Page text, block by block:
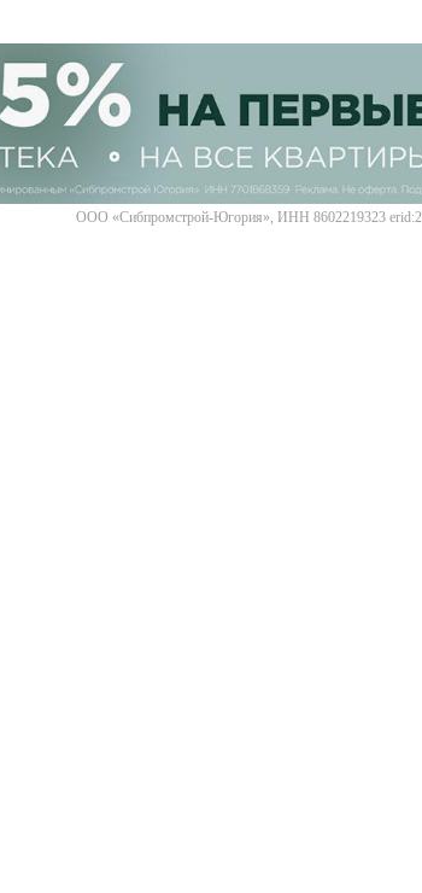
ООО «Сибпромстрой-Югория», ИНН 8602219323